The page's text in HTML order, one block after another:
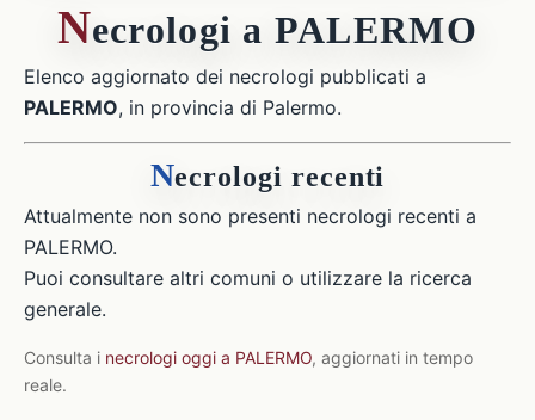
Necrologi a PALERMO
Elenco aggiornato dei necrologi pubblicati a
PALERMO, in provincia di Palermo.
Necrologi recenti
Attualmente non sono presenti necrologi recenti a
PALERMO.
Puoi consultare altri comuni o utilizzare la ricerca
generale.
Consulta i necrologi oggi a PALERMO, aggiornati in tempo
reale.